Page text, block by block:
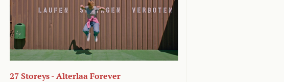
27 Storeys - Alterlaa Forever